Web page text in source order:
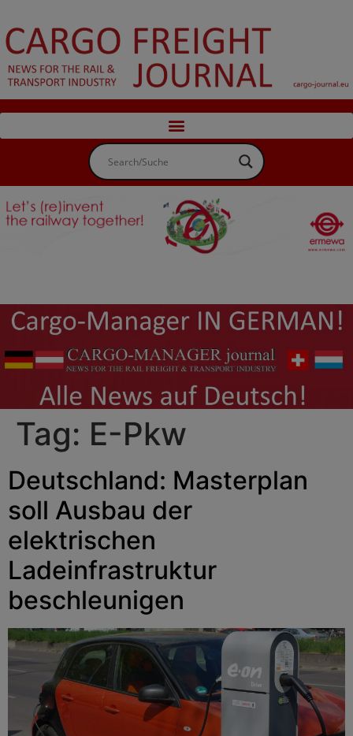
Tag: E-Pkw
Deutschland: Masterplan
soll Ausbau der
elektrischen
Ladeinfrastruktur
beschleunigen